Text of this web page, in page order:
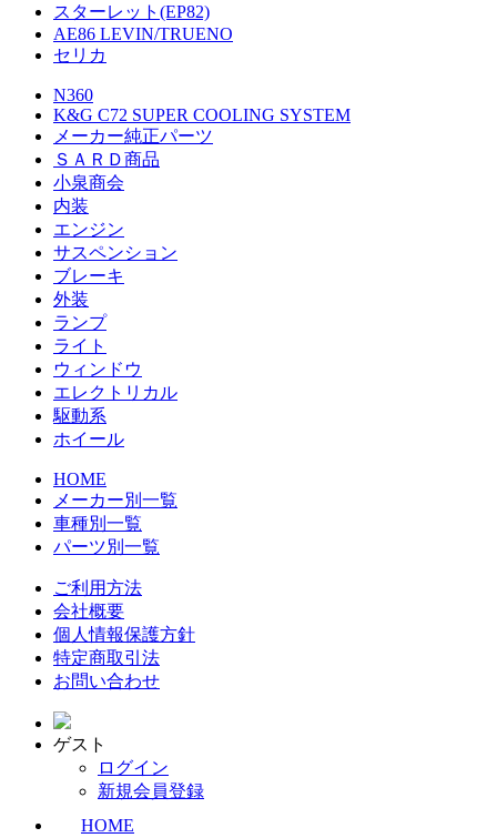
スターレット(EP82)
AE86 LEVIN/TRUENO
セリカ
N360
K&G C72 SUPER COOLING SYSTEM
メーカー純正パーツ
ＳＡＲＤ商品
小泉商会
内装
エンジン
サスペンション
ブレーキ
外装
ランプ
ライト
ウィンドウ
エレクトリカル
駆動系
ホイール
HOME
メーカー別一覧
車種別一覧
パーツ別一覧
ご利用方法
会社概要
個人情報保護方針
特定商取引法
お問い合わせ
ゲスト
ログイン
新規会員登録
HOME